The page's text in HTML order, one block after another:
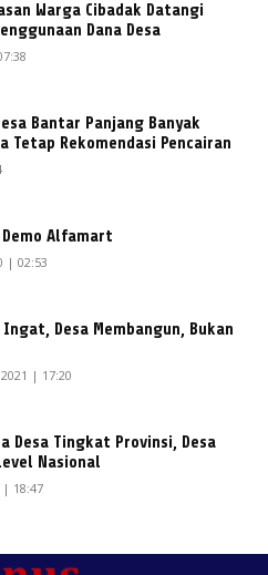
Warga Cibadak Datangi
Dana Desa
Bantar Panjang Banyak
Tetap Rekomendasi Pencairan
Alfamart
| 02:53
Ingat, Desa Membangun, Bukan
| 17:20
Desa Tingkat Provinsi, Desa
Nasional
| 18:47